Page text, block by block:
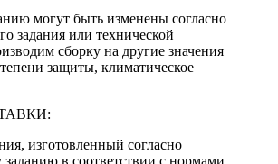
могут быть изменены согласно
задания или технической
сборку на другие значения
защиты, климатическое
изготовленный согласно
заданию в соответствии с нормами